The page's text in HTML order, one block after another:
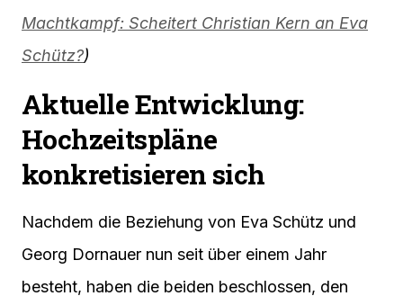
Machtkampf: Scheitert Christian Kern an Eva
Schütz?)
Aktuelle Entwicklung:
Hochzeitspläne
konkretisieren sich
Nachdem die Beziehung von Eva Schütz und
Georg Dornauer nun seit über einem Jahr
besteht, haben die beiden beschlossen, den